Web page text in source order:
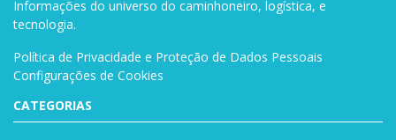
Informações do universo do caminhoneiro, logística, e
tecnologia.
Política de Privacidade e Proteção de Dados Pessoais
Configurações de Cookies
CATEGORIAS